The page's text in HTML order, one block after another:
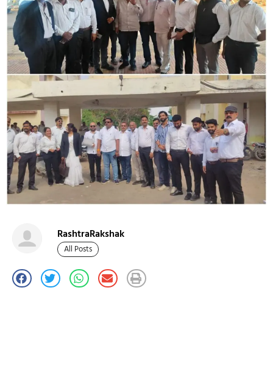
RashtraRakshak
All Posts